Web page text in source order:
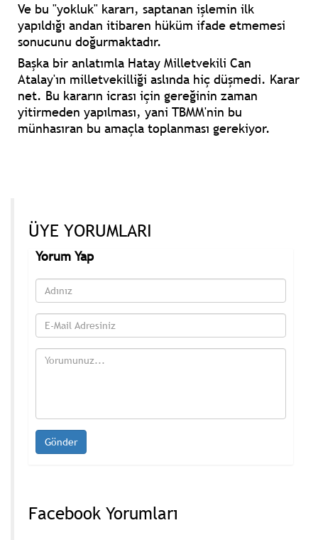
Ve bu "yokluk" kararı, saptanan işlemin ilk
yapıldığı andan itibaren hüküm ifade etmemesi
sonucunu doğurmaktadır.
Başka bir anlatımla Hatay Milletvekili Can
Atalay'ın milletvekilliği aslında hiç düşmedi. Karar
net. Bu kararın icrası için gereğinin zaman
yitirmeden yapılması, yani TBMM'nin bu
münhasıran bu amaçla toplanması gerekiyor.
ÜYE YORUMLARI
Yorum Yap
Facebook Yorumları